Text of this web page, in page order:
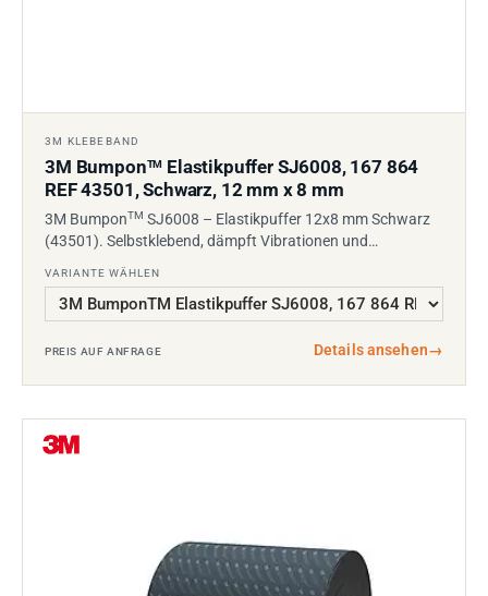
3M KLEBEBAND
3M BumponTM Elastikpuffer SJ6008, 167 864
REF 43501, Schwarz, 12 mm x 8 mm
3M BumponTM SJ6008 – Elastikpuffer 12x8 mm Schwarz
(43501). Selbstklebend, dämpft Vibrationen und…
VARIANTE WÄHLEN
PREIS AUF ANFRAGE Details ansehen→